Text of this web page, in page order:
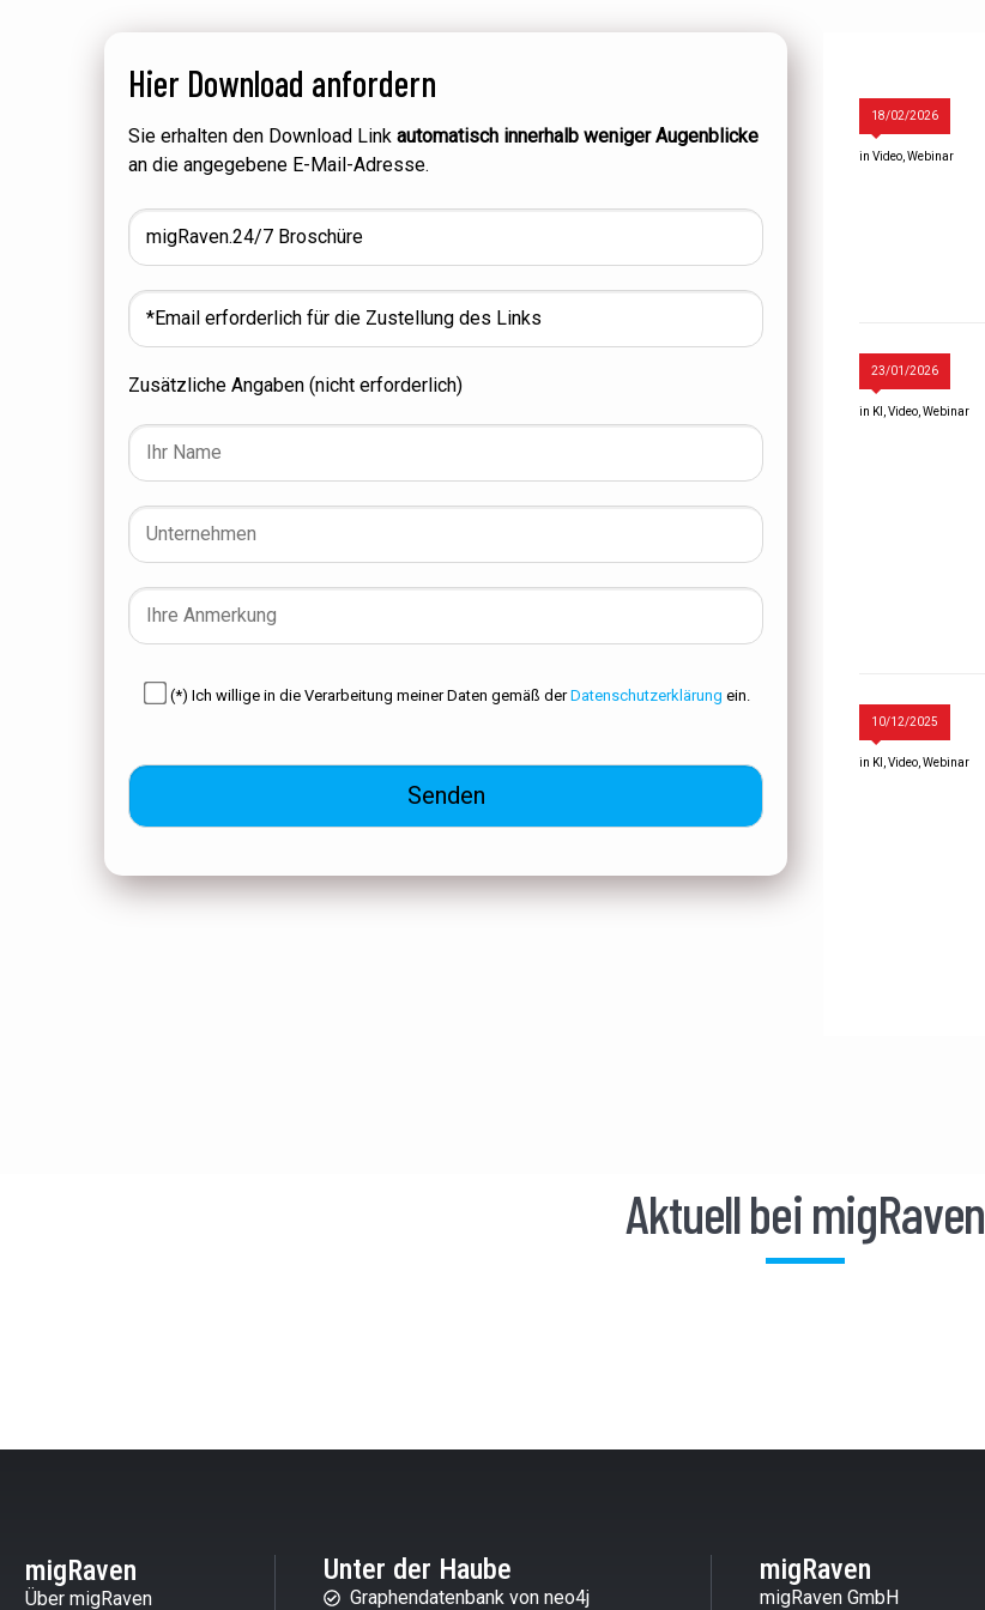
Hier Download anfordern
Sie erhalten den Download Link automatisch innerhalb weniger Augenblicke
an die angegebene E-Mail-Adresse.
Zusätzliche Angaben (nicht erforderlich)
(*) Ich willige in die Verarbeitung meiner Daten gemäß derDatenschutzerklärung ein.
18/02/2026
in Video Webinar
23/01/2026
in KI Video Webinar
10/12/2025
in KI Video Webinar
Aktuell bei migRaven
migRaven
Über migRaven
Unter der Haube
Graphendatenbank von neo4j
migRaven
migRaven GmbH